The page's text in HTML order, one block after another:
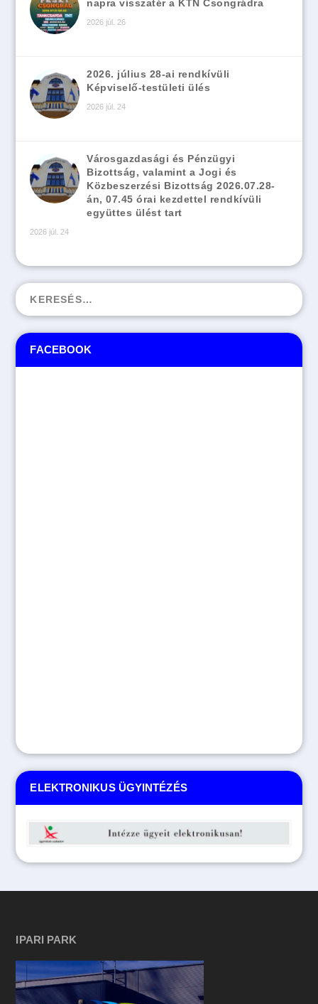
ELEKTRONIKUS ÜGYINTÉZÉS
FACEBOOK
napra visszatér a KTN Csongrádra
2026 júl. 26
2026. július 28-ai rendkívüli
Képviselő-testületi ülés
2026 júl. 24
Városgazdasági és Pénzügyi
Bizottság, valamint a Jogi és
Közbeszerzési Bizottság 2026.07.28-
án, 07.45 órai kezdettel rendkívüli
együttes ülést tart
2026 júl. 24
IPARI PARK